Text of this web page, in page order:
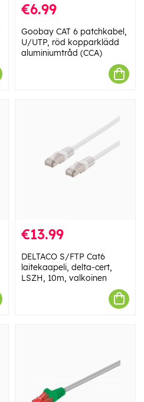
€6.99
Goobay CAT 6 patchkabel,
U/UTP, röd kopparklädd
aluminiumtråd (CCA)
€13.99
DELTACO S/FTP Cat6
laitekaapeli, delta-cert,
LSZH, 10m, valkoinen